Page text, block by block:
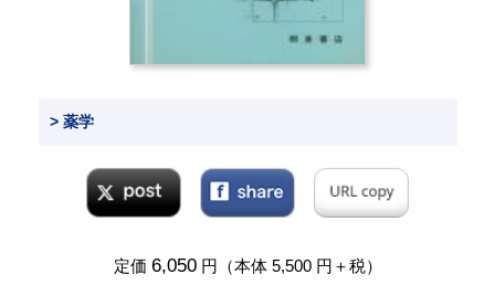
> 薬学
定価 6,050円（本体 5,500 円＋税）